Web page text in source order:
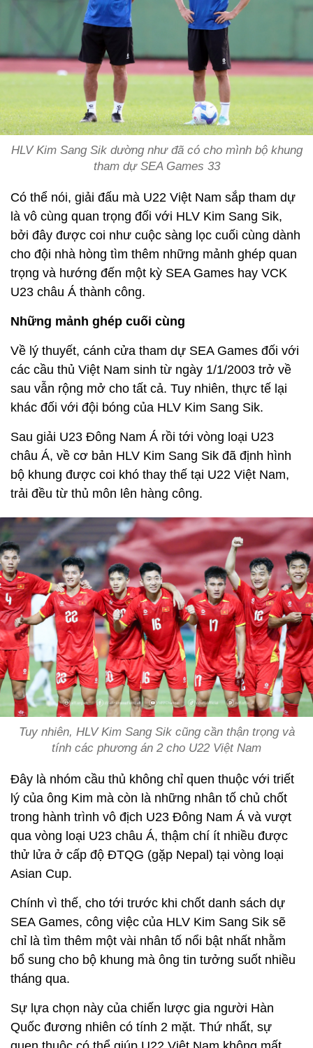
HLV Kim Sang Sik dường như đã có cho mình bộ khung
tham dự SEA Games 33
Có thể nói, giải đấu mà U22 Việt Nam sắp tham dự
là vô cùng quan trọng đối với HLV Kim Sang Sik,
bởi đây được coi như cuộc sàng lọc cuối cùng dành
cho đội nhà hòng tìm thêm những mảnh ghép quan
trọng và hướng đến một kỳ SEA Games hay VCK
U23 châu Á thành công.
Những mảnh ghép cuối cùng
Về lý thuyết, cánh cửa tham dự SEA Games đối với
các cầu thủ Việt Nam sinh từ ngày 1/1/2003 trở về
sau vẫn rộng mở cho tất cả. Tuy nhiên, thực tế lại
khác đối với đội bóng của HLV Kim Sang Sik.
Sau giải U23 Đông Nam Á rồi tới vòng loại U23
châu Á, về cơ bản HLV Kim Sang Sik đã định hình
bộ khung được coi khó thay thế tại U22 Việt Nam,
trải đều từ thủ môn lên hàng công.
Tuy nhiên, HLV Kim Sang Sik cũng cần thận trọng và
tính các phương án 2 cho U22 Việt Nam
Đây là nhóm cầu thủ không chỉ quen thuộc với triết
lý của ông Kim mà còn là những nhân tố chủ chốt
trong hành trình vô địch U23 Đông Nam Á và vượt
qua vòng loại U23 châu Á, thậm chí ít nhiều được
thử lửa ở cấp độ ĐTQG (gặp Nepal) tại vòng loại
Asian Cup.
Chính vì thế, cho tới trước khi chốt danh sách dự
SEA Games, công việc của HLV Kim Sang Sik sẽ
chỉ là tìm thêm một vài nhân tố nổi bật nhất nhằm
bổ sung cho bộ khung mà ông tin tưởng suốt nhiều
tháng qua.
Sự lựa chọn này của chiến lược gia người Hàn
Quốc đương nhiên có tính 2 mặt. Thứ nhất, sự